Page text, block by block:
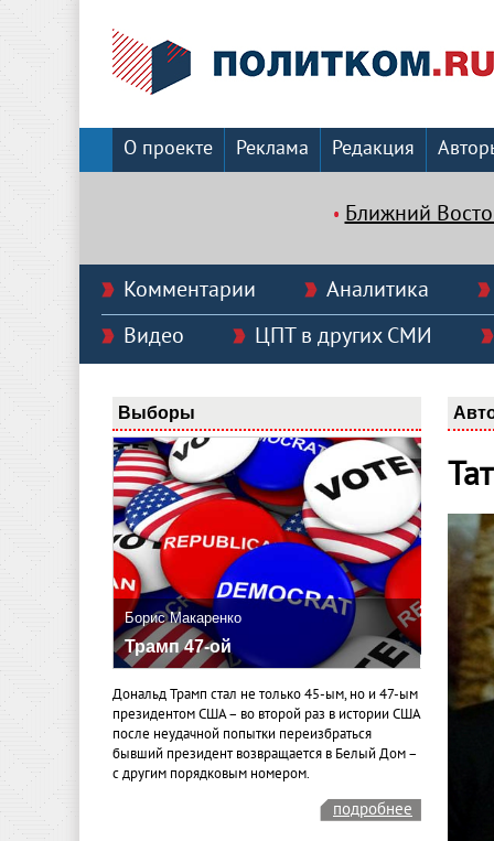
О проекте Реклама Редакция
Ближний
Комментарии Аналитика
Видео
ЦПТ в других СМИ
Выборы
Борис Макаренко
Трамп 47-ой
Дональд Трамп стал не только 45-ым, но и 47-ым
президентом США – во второй раз в истории США
после неудачной попытки переизбраться
бывший президент возвращается в Белый Дом –
с другим порядковым номером.
подробнее